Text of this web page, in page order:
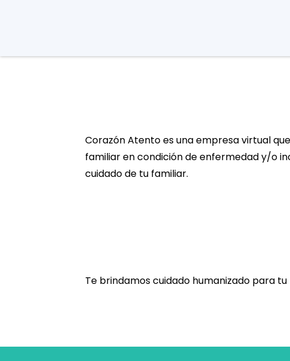
Corazón Atento es una empresa virtual
familiar en condición de enfermedad y/o
cuidado de tu familiar.
Te brindamos cuidado humanizado para